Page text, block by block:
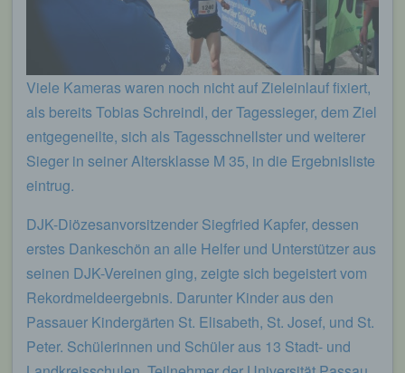
Viele Kameras waren noch nicht auf Zieleinlauf fixiert,
als bereits Tobias Schreindl, der Tagessieger, dem Ziel
entgegeneilte, sich als Tagesschnellster und weiterer
Sieger in seiner Altersklasse M 35, in die Ergebnisliste
eintrug.
DJK-Diözesanvorsitzender Siegfried Kapfer, dessen
erstes Dankeschön an alle Helfer und Unterstützer aus
seinen DJK-Vereinen ging, zeigte sich begeistert vom
Rekordmeldeergebnis. Darunter Kinder aus den
Passauer Kindergärten St. Elisabeth, St. Josef, und St.
Peter. Schülerinnen und Schüler aus 13 Stadt- und